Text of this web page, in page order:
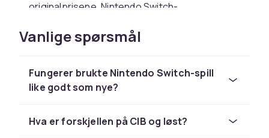
originalprisene. Nintendo Switch-
Pokémon. Populære titler inkluderer Mario Kart
8 Deluxe, Zelda: Breath of the Wild, Animal
Tips for kjøp av brukte
CD-disker: inspiser for riper og rengjør
Vanlige spørsmål
Fungerer brukte Nintendo Switch-spill
like godt som nye?
Hva er forskjellen på CIB og løst?